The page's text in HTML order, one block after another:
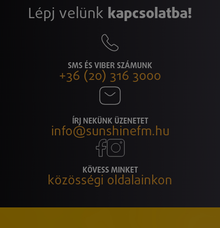
Lépj velünk kapcsolatba!
SMS ÉS VIBER SZÁMUNK
+36 (20) 316 3000
ÍRJ NEKÜNK ÜZENETET
info@sunshinefm.hu
KÖVESS MINKET
közösségi oldalainkon